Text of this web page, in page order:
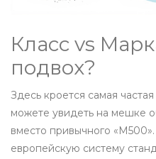
Класс vs
подвох?
Здесь кроется самая
можете увидеть на мешке
вместо привычного
европейскую систему